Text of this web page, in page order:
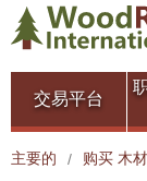
交易平台
主要的 / 购买 木材